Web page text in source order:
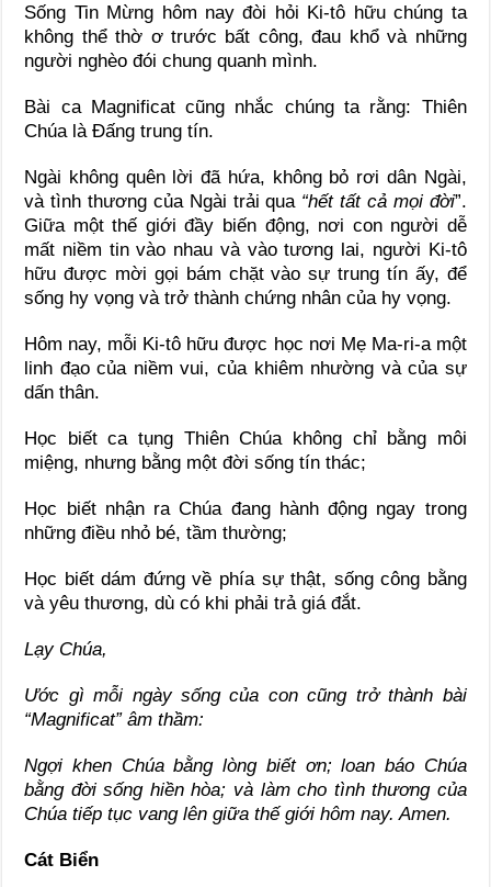
Sống Tin Mừng hôm nay đòi hỏi Ki-tô hữu chúng ta
không thể thờ ơ trước bất công, đau khổ và những
người nghèo đói chung quanh mình.
Bài ca Magnificat cũng nhắc chúng ta rằng: Thiên
Chúa là Đấng trung tín.
Ngài không quên lời đã hứa, không bỏ rơi dân Ngài,
và tình thương của Ngài trải qua “hết tất cả mọi đời”.
Giữa một thế giới đầy biến động, nơi con người dễ
mất niềm tin vào nhau và vào tương lai, người Ki-tô
hữu được mời gọi bám chặt vào sự trung tín ấy, để
sống hy vọng và trở thành chứng nhân của hy vọng.
Hôm nay, mỗi Ki-tô hữu được học nơi Mẹ Ma-ri-a một
linh đạo của niềm vui, của khiêm nhường và của sự
dấn thân.
Học biết ca tụng Thiên Chúa không chỉ bằng môi
miệng, nhưng bằng một đời sống tín thác;
Học biết nhận ra Chúa đang hành động ngay trong
những điều nhỏ bé, tầm thường;
Học biết dám đứng về phía sự thật, sống công bằng
và yêu thương, dù có khi phải trả giá đắt.
Lạy Chúa,
Ước gì mỗi ngày sống của con cũng trở thành bài
“Magnificat” âm thầm:
Ngợi khen Chúa bằng lòng biết ơn; loan báo Chúa
bằng đời sống hiền hòa; và làm cho tình thương của
Chúa tiếp tục vang lên giữa thế giới hôm nay. Amen.
Cát Biển